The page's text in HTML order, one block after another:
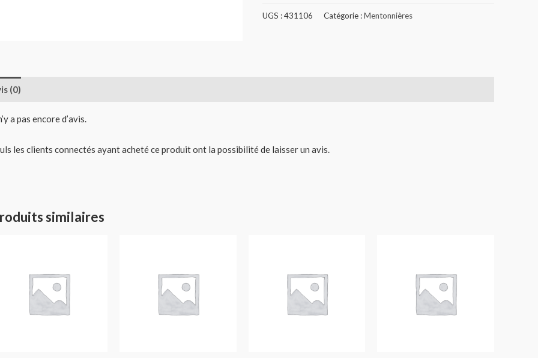
UGS :431106 Catégorie :Mentonnières
(0)
a pas encore d’avis.
les clients connectés ayant acheté ce produit ont la possibilité de laisser un avis.
similaires